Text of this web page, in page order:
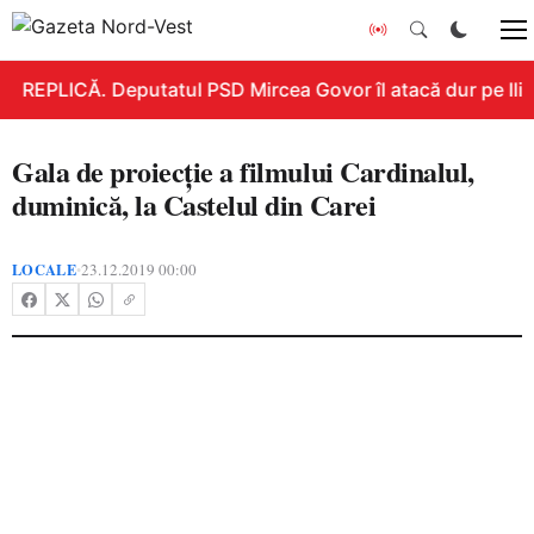
REPLICĂ. Deputatul PSD Mircea Govor îl atacă dur pe
Gala de proiecție a filmului Cardinalul,
duminică, la Castelul din Carei
LOCALE•23.12.2019 00:00